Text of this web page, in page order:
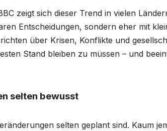
zeigt sich dieser Trend in vielen
Entscheidungen, sondern eher mit
über Krisen, Konflikte und
Stand bleiben zu müssen – und
selten bewusst
selten geplant sind. Kaum